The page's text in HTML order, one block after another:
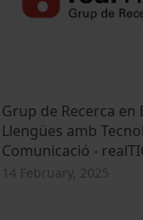
Grup de Recerca
Llengües amb
Comunicació -
14 February, 2025